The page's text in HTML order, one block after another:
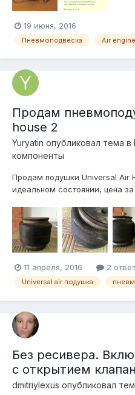
19 июня, 2016
Пневмоподвеска Air engine
Продам
house 2
Yuryatin опубликовал тема в
компоненты
Продам подушки Universal Air
идеальном состоянии, цена
Потертость верхнего слоя и
Москва Телефон 89037396747
11 апреля, 2016 2
Universal air подушка
Без ресивера.
с открытием
dmitriylexus опубликовал